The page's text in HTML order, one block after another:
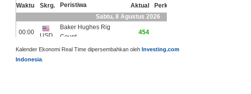
Kalender Ekonomi Real Time dipersembahkan oleh Investing.com
Indonesia